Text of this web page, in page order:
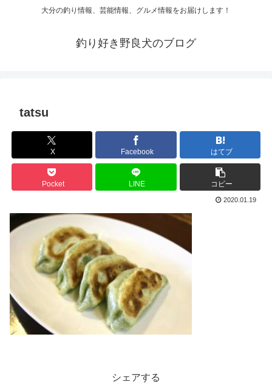
大分の釣り情報、芸能情報、グルメ情報をお届けします！
釣り好き野良犬のブログ
tatsu
X Facebook はてブ
Pocket LINE コピー
2020.01.19
シェアする